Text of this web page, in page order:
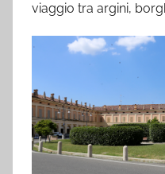
viaggio tra argini,